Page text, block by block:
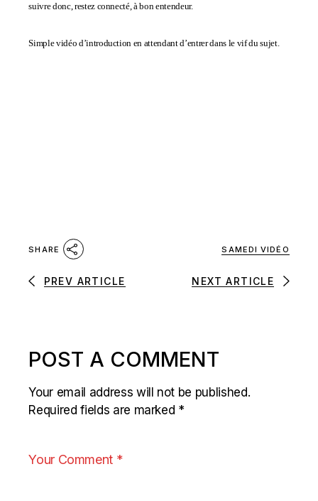
suivre donc, restez connecté, à bon entendeur.
Simple vidéo d’introduction en attendant d’entrer dans le vif du sujet.
SHARE SAMEDI VIDÉO
PREV ARTICLE NEXT ARTICLE
POST A COMMENT
Your email address will not be published.
Required fields are marked *